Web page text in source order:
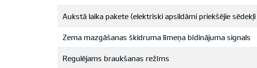
Aukstā laika pakete (elektriski apsildāmi priekšējie
Zema mazgāšanas škidruma līmeņa bīdinājuma signals
Regulējams braukšanas režīms